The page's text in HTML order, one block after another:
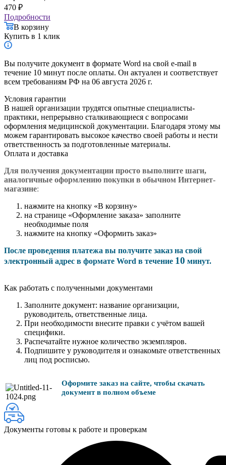
470 ₽
Подробности
В корзину
Купить в 1 клик
Вы получите документ в формате Word на свой e-mail в
течение 10 минут после оплаты. Он актуален и соответствует
всем требованиям РФ на 06 августа 2026 г.
Условия гарантии
В нашей организации трудятся опытные специалисты-
практики, непрерывно сталкивающиеся с вопросами
оформления медицинской документации. Благодаря этому мы
можем гарантировать высокое качество своей работы и нести
ответственность за подготовленные материалы.
Оплата и доставка
Для получения документации просто выполните шаги,
аналогичные оформлению покупки в обычном Интернет-
магазине:
нажмите на кнопку «В корзину»
на странице «Оформление заказа» заполните
необходимые поля
нажмите на кнопку «Оформить заказ»
После проведения платежа вы получите заказ на свой
электронный адрес в формате Word в течение 10 минут.
Как работать с полученными документами
Заполните документ: название организации,
руководитель, ответственные лица.
При необходимости внесите правки с учётом вашей
специфики.
Распечатайте нужное количество экземпляров.
Подпишите у руководителя и ознакомьте ответственных
лиц под росписью.
Оформите заказ на сайте, чтобы скачать
документ в полном объеме
Документы готовы к работе и проверкам